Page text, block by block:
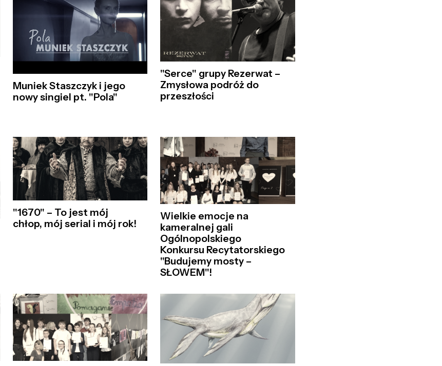
Muniek Staszczyk i jego
nowy singiel pt. "Pola"
"Serce" grupy Rezerwat –
Zmysłowa podróż do
przeszłości
"1670" – To jest mój
chłop, mój serial i mój rok!
Wielkie emocje na
kameralnej gali
Ogólnopolskiego
Konkursu Recytatorskiego
"Budujemy mosty –
SŁOWEM"!